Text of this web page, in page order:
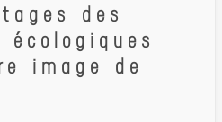
des
écologiques
image de